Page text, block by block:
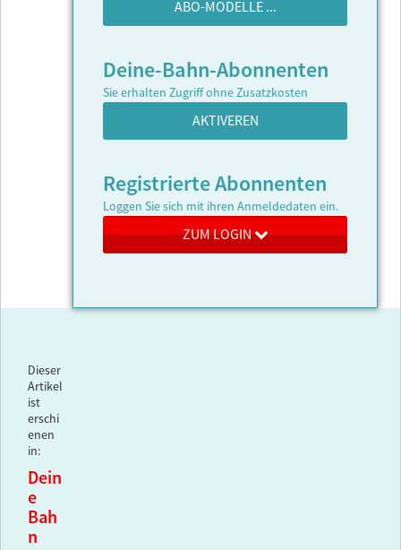
ABO-MODELLE ...
Deine-Bahn-Abonnenten
Sie erhalten Zugriff ohne Zusatzkosten
AKTIVEREN
Registrierte Abonnenten
Loggen Sie sich mit ihren Anmeldedaten ein.
ZUM LOGIN
Dieser
Artikel
ist
erschi
enen
in:
Dein
e
Bah
n